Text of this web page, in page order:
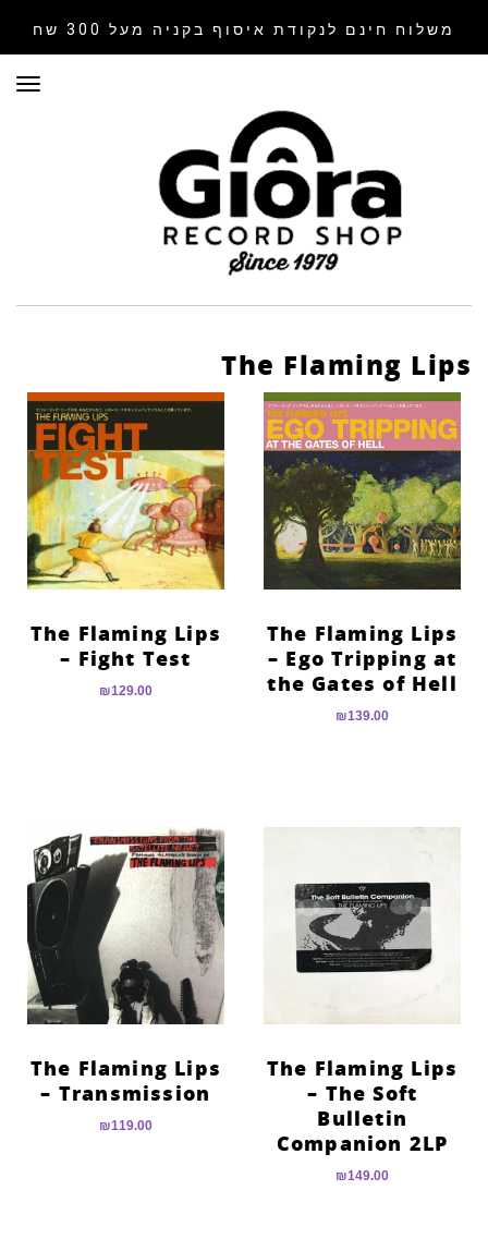
משלוח חינם לנקודת איסוף בקניה מעל 300 שח
The Flaming Lips
The Flaming Lips
– Ego Tripping at
the Gates of Hell
₪139.00
The Flaming Lips
– Fight Test
₪129.00
The Flaming Lips
– The Soft
Bulletin
Companion 2LP
₪149.00
The Flaming Lips
– Transmission
₪119.00